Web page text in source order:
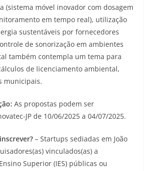
(sistema móvel inovador com dosagem
em tempo real), utilização
sustentáveis por fornecedores
de sonorização em ambientes
também contempla um tema para
de licenciamento ambiental,
municipais.
As propostas podem ser
JP de 10/06/2025 a 04/07/2025.
– Startups sediadas em João
vinculados(as) a
Superior (IES) públicas ou